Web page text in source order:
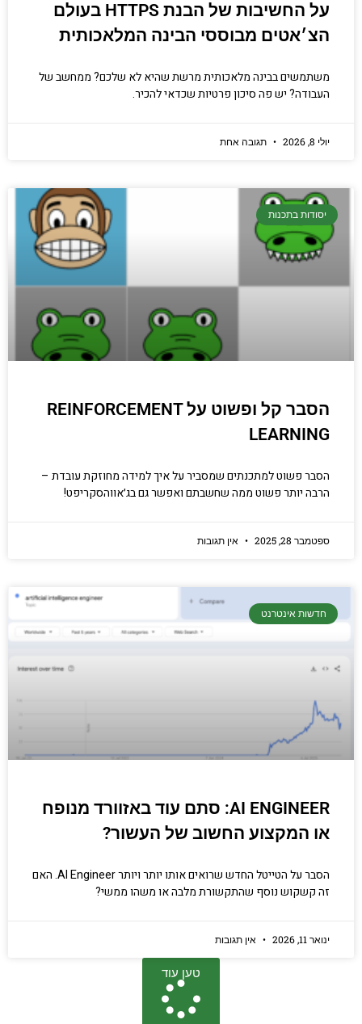
על החשיבות של הבנת HTTPS בעולם
הצ׳אטים מבוססי הבינה המלאכותית
משתמשים בבינה מלאכותית מרשת שהיא לא שלכם? ממחשב של
העבודה? יש פה סיכון פרטיות שכדאי להכיר.
יולי 8, 2026 תגובה אחת
יסודות בתכנות
הסבר קל ופשוט על REINFORCEMENT
LEARNING
הסבר פשוט למתכנתים שמסביר על איך למידה מחוזקת עובדת –
הרבה יותר פשוט ממה שחשבתם ואפשר גם בג׳אווהסקריפט!
ספטמבר 28, 2025 אין תגובות
חדשות אינטרנט
AI ENGINEER: סתם עוד באזוורד מנופח
או המקצוע החשוב של העשור?
הסבר על הטייטל החדש שרואים אותו יותר ויותר AI Engineer. האם
זה קשקוש נוסף שהתקשורת מלבה או משהו ממשי?
ינואר 11, 2026 אין תגובות
טען עוד